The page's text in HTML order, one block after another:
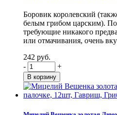
Боровик королевский
белым грибом царским).
требующие никакого
или отмачивания, очень
242 руб.
-
+